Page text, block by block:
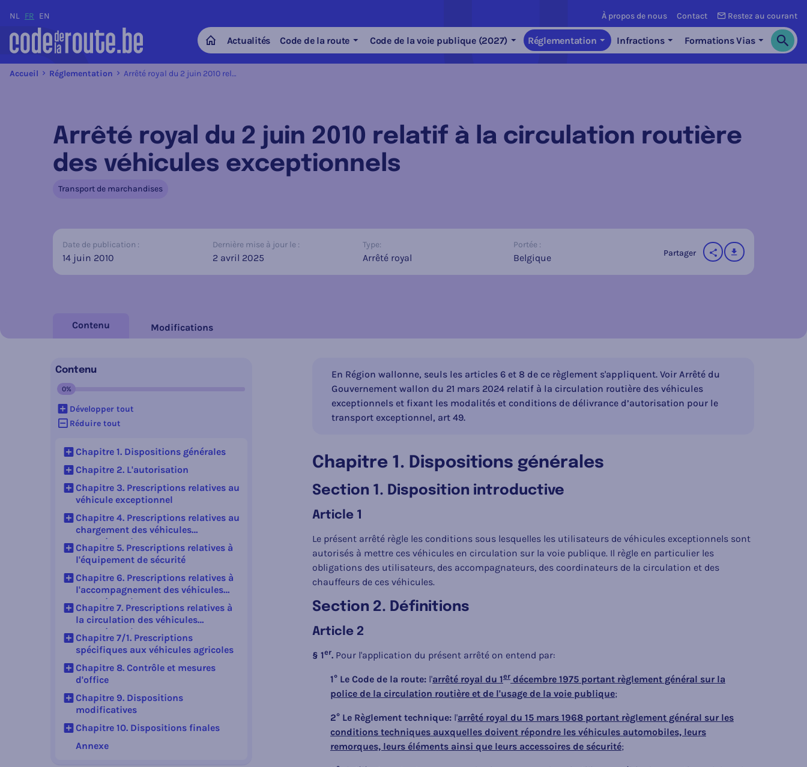
NL FR EN À propos de nous Contact Restez au courant
HomeActualités Code de la route Code de la voie publique (2027) Réglementation Infractions Formations Vias
Accueil Réglementation Arrêté royal du 2 juin 2010 relatif à la circulation routière des véhicules exceptionnels
Arrêté royal du 2 juin 2010 relatif à la circulation routière
des véhicules exceptionnels
Transport de marchandises
Date de publication :
14 juin 2010
Dernière mise à jour le :
2 avril 2025
Type:
Arrêté royal
Portée :
Belgique Partager
sur les réseaux
télécharger
Contenu Modifications
Contenu
Contenu en cours :
0%
Développer tout
Réduire tout
Chapitre 1. Dispositions générales
Afficher le sous-jacent
Chapitre 2. L'autorisation
Afficher le sous-jacent
Chapitre 3. Prescriptions relatives au
véhicule exceptionnel
Afficher le sous-jacent
Chapitre 4. Prescriptions relatives au
chargement des véhicules
exceptionnels
Afficher le sous-jacent
Chapitre 5. Prescriptions relatives à
l'équipement de sécurité
Afficher le sous-jacent
Chapitre 6. Prescriptions relatives à
l'accompagnement des véhicules
exceptionnels
Afficher le sous-jacent
Chapitre 7. Prescriptions relatives à
la circulation des véhicules
exceptionnels
Afficher le sous-jacent
Chapitre 7/1. Prescriptions
spécifiques aux véhicules agricoles
Afficher le sous-jacent
Chapitre 8. Contrôle et mesures
d'office
Afficher le sous-jacent
Chapitre 9. Dispositions
modificatives
Afficher le sous-jacent
Chapitre 10. Dispositions finales
Afficher le sous-jacent
Annexe
En Région wallonne, seuls les articles 6 et 8 de ce règlement s'appliquent. Voir Arrêté du
Gouvernement wallon du 21 mars 2024 relatif à la circulation routière des véhicules
exceptionnels et fixant les modalités et conditions de délivrance d’autorisation pour le
transport exceptionnel, art 49.
Chapitre 1. Dispositions générales
Section 1. Disposition introductive
Article 1
Le présent arrêté règle les conditions sous lesquelles les utilisateurs de véhicules exceptionnels sont
autorisés à mettre ces véhicules en circulation sur la voie publique. Il règle en particulier les
obligations des utilisateurs, des accompagnateurs, des coordinateurs de la circulation et des
chauffeurs de ces véhicules.
Section 2. Définitions
Article 2
§ 1er. Pour l'application du présent arrêté on entend par:
1° Le Code de la route: l'arrêté royal du 1er décembre 1975 portant règlement général sur la
police de la circulation routière et de l'usage de la voie publique;
2° Le Règlement technique: l'arrêté royal du 15 mars 1968 portant règlement général sur les
conditions techniques auxquelles doivent répondre les véhicules automobiles, leurs
remorques, leurs éléments ainsi que leurs accessoires de sécurité;